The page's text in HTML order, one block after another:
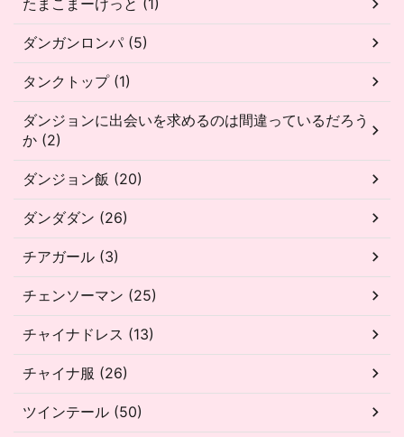
ダンガンロンパ (5)
タンクトップ (1)
ダンジョンに出会いを求めるのは間違っているだろう
か (2)
ダンジョン飯 (20)
ダンダダン (26)
チアガール (3)
チェンソーマン (25)
チャイナドレス (13)
チャイナ服 (26)
ツインテール (50)